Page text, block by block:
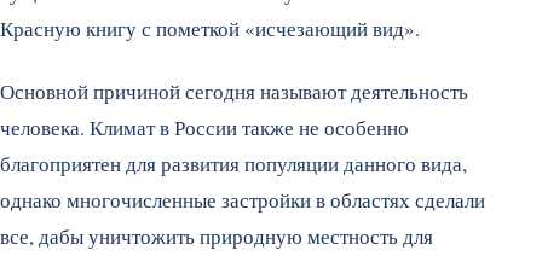
Красную книгу с пометкой «исчезающий вид».
Основной причиной сегодня называют деятельность
человека. Климат в России также не особенно
благоприятен для развития популяции данного вида,
однако многочисленные застройки в областях сделали
все, дабы уничтожить природную местность для